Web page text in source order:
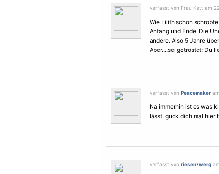
verfasst von Frau Kett am
Wie Lilith schon
Anfang und Ende. Die
andere. Also 5 Jahre
Aber....sei getröstet: Du
verfasst von Peacemaker
Na immerhin ist es was
lässt, guck dich mal hier
verfasst von riesenzwerg